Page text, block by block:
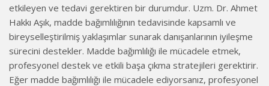
etkileyen ve tedavi gerektiren bir durumdur. Uzm. Dr. Ahmet
Hakkı Aşık, madde bağımlılığının tedavisinde kapsamlı ve
bireyselleştirilmiş yaklaşımlar sunarak danışanlarının iyileşme
sürecini destekler. Madde bağımlılığı ile mücadele etmek,
profesyonel destek ve etkili başa çıkma stratejileri gerektirir.
Eğer madde bağımlılığı ile mücadele ediyorsanız, profesyonel